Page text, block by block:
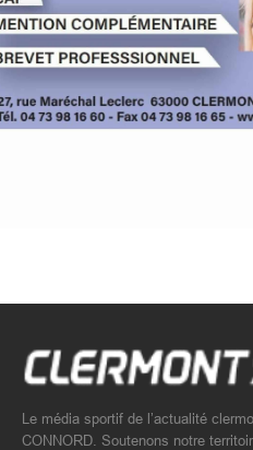
Le média sportif de l’actualité
CONNORD. Soutenons notre